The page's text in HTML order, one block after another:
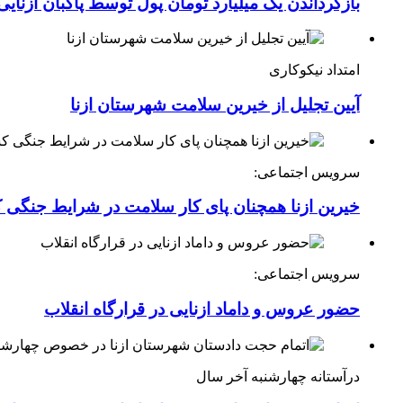
امتداد نیکوکاری
آیین تجلیل از خیرین سلامت شهرستان ازنا
سرویس اجتماعی:
خیرین ازنا همچنان پای کار سلامت در شرایط
سرویس اجتماعی:
حضور عروس و داماد ازنایی در قرارگاه انقلاب
درآستانه چهارشنبه آخر سال